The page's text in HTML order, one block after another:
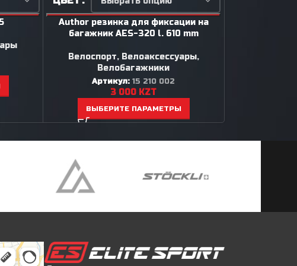
Author резинка для фиксации на
багажник AES-320 l. 610 mm
Велоспорт, Велоаксессуары,
Велобагажники
Артикул: 15 210 002
3 000 KZT
ВЫБЕРИТЕ ПАРАМЕТРЫ